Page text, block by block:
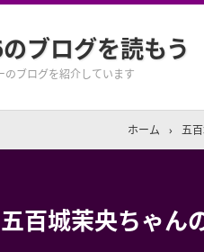
ブログを読もう
のブログを紹介しています
ホーム › 五
五百城茉央ちゃん